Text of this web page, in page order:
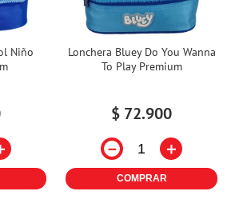
Niño
Lonchera Bluey Do You Wanna
To Play Premium
$ 72.900
－ ＋
COMPRAR